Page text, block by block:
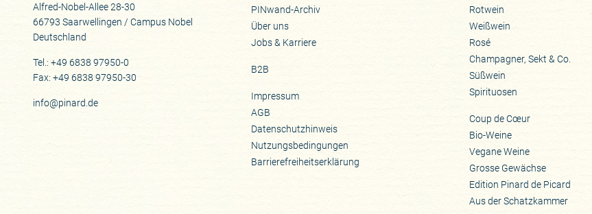
Alfred-Nobel-Allee 28-30
66793 Saarwellingen / Campus Nobel
Deutschland
Tel.: +49 6838 97950-0
Fax: +49 6838 97950-30
info@pinard.de
PINwand-Archiv
Über uns
Jobs & Karriere
B2B
Impressum
AGB
Datenschutzhinweis
Nutzungsbedingungen
Barrierefreiheitserklärung
Rotwein
Weißwein
Rosé
Champagner, Sekt & Co.
Süßwein
Spirituosen
Coup de Cœur
Bio-Weine
Vegane Weine
Grosse Gewächse
Edition Pinard de Picard
Aus der Schatzkammer